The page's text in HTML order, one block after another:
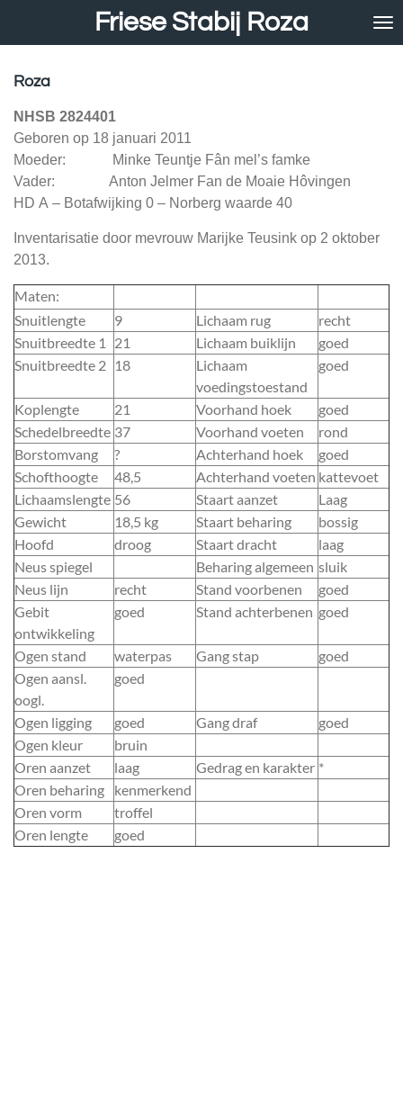
de
Friese Stabij Roza
Roza
NHSB 2824401
Geboren op 18 januari 2011
Moeder: Minke Teuntje Fân mel’s famke
Vader: Anton Jelmer Fan de Moaie Hôvingen
HD A – Botafwijking 0 – Norberg waarde 40
Inventarisatie door mevrouw Marijke Teusink op 2 oktober
2013.
Maten:
Snuitlengte
9 Lichaam rug
recht
Snuitbreedte 1
21 Lichaam buiklijn
goed
Snuitbreedte 2 18
Lichaam
voedingstoestand
goed
Koplengte 21 Voorhand hoek
goed
Schedelbreedte 37 Voorhand voeten
rond
Borstomvang
? Achterhand hoek
goed
Schofthoogte
48,5 Achterhand voeten kattevoet
Lichaamslengte 56 Staart aanzet
Laag
Gewicht
18,5 kg Staart beharing
bossig
Hoofd
droog Staart dracht
laag
Neus spiegel
Beharing algemeen sluik
Neus lijn
recht Stand voorbenen
goed
Gebit
ontwikkeling
goed Stand achterbenen goed
Ogen stand waterpas Gang stap
goed
Ogen aansl.
oogl.
goed
Ogen ligging goed Gang draf
goed
Ogen kleur
bruin
Oren aanzet
laag Gedrag en karakter *
Oren beharing
kenmerkend
Oren vorm
troffel
Oren lengte
goed